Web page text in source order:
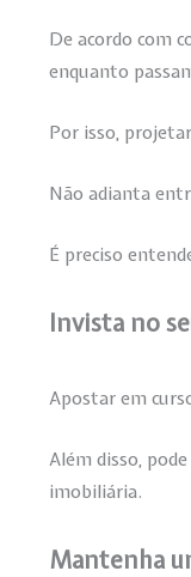
De acordo com
enquanto
Por isso,
Não adianta
É preciso
Invista no
Apostar em
Além disso,
imobiliária.
Mantenha